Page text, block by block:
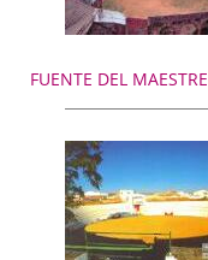
FUENTE DEL MAESTRE